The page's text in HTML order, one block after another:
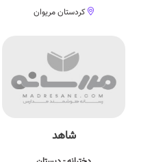
کردستان مریوان
شاهد